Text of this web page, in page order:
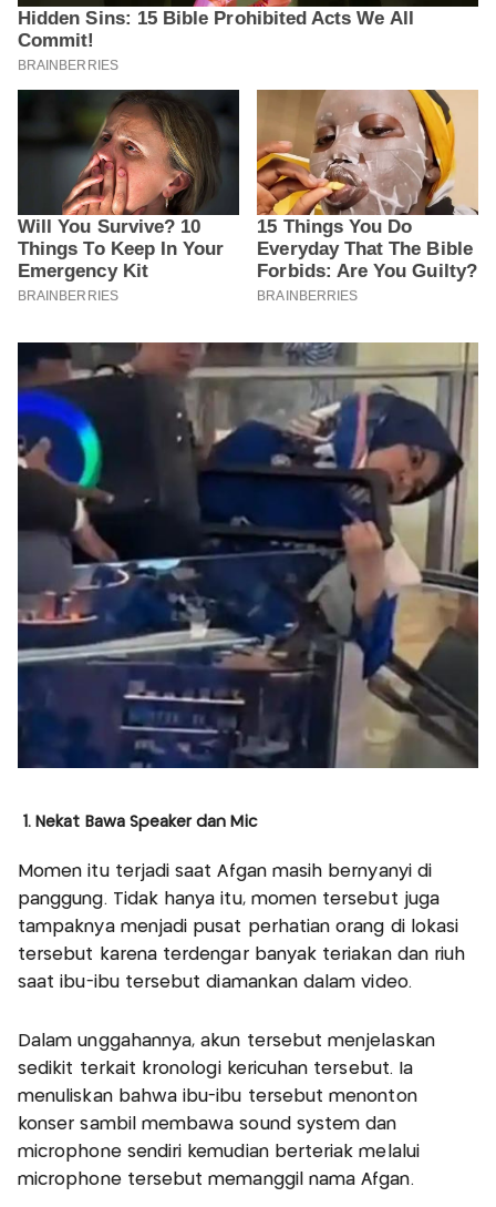
1. Nekat Bawa Speaker dan Mic
Momen itu terjadi saat Afgan masih bernyanyi di
panggung. Tidak hanya itu, momen tersebut juga
tampaknya menjadi pusat perhatian orang di lokasi
tersebut karena terdengar banyak teriakan dan riuh
saat ibu-ibu tersebut diamankan dalam video.
Dalam unggahannya, akun tersebut menjelaskan
sedikit terkait kronologi kericuhan tersebut. Ia
menuliskan bahwa ibu-ibu tersebut menonton
konser sambil membawa sound system dan
microphone sendiri kemudian berteriak melalui
microphone tersebut memanggil nama Afgan.